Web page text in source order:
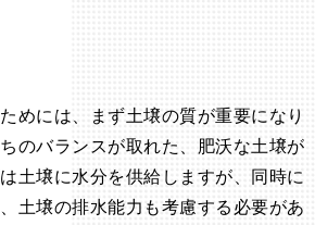
めには、まず土壌の質が重要になり
のバランスが取れた、肥沃な土壌が
土壌に水分を供給しますが、同時に
土壌の排水能力も考慮する必要があ